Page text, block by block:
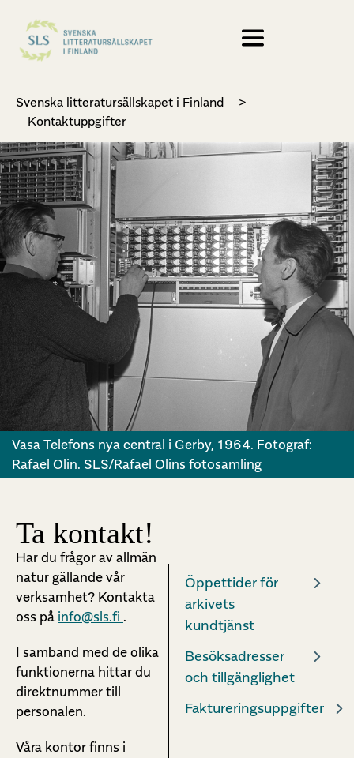
Svenska litteratursällskapet i Finland
>
Kontaktuppgifter
Vasa Telefons nya central i Gerby, 1964. Fotograf:
Rafael Olin. SLS/Rafael Olins fotosamling
Ta kontakt!
Har du frågor av allmän
natur gällande vår
verksamhet? Kontakta
oss på info@sls.fi .
I samband med de olika
funktionerna hittar du
direktnummer till
personalen.
Våra kontor finns i
Öppettider för
arkivets
kundtjänst
Besöksadresser
och tillgänglighet
Faktureringsuppgifter